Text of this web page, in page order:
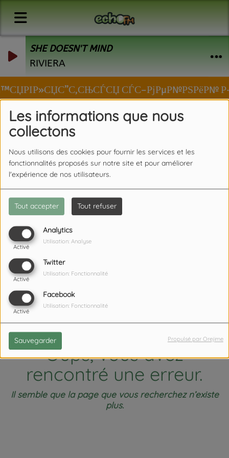
Les informations que nous
collectons
Nous utilisons des cookies pour fournir les services et les
fonctionnalités proposés sur notre site et pour améliorer
l'expérience de nos utilisateurs.
Tout accepter Tout refuser
Analytics
Activé
Utilisation: Analyse
Twitter
Activé
Utilisation: Fonctionnalité
Facebook
Activé
Utilisation: Fonctionnalité
Sauvegarder Propulsé par Orejime
SHE DOESN'T MIND
RIVIERA
СЃС–РјРµР№РЅРёР№
404
Oups, vous avez
rencontré une erreur.
Il semble que la page que vous recherchez n’existe
plus.